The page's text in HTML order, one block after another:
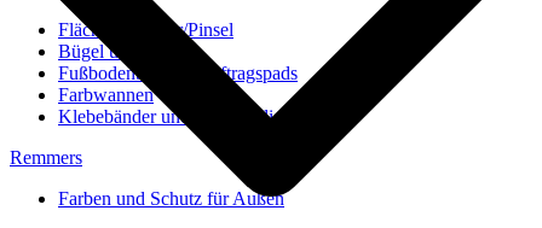
Flächenstreicher/Pinsel
Bügel und Rollen
Fußbodenbürsten/Auftragspads
Farbwannen
Klebebänder und Abdeckvlies
Remmers
Farben und Schutz für Außen